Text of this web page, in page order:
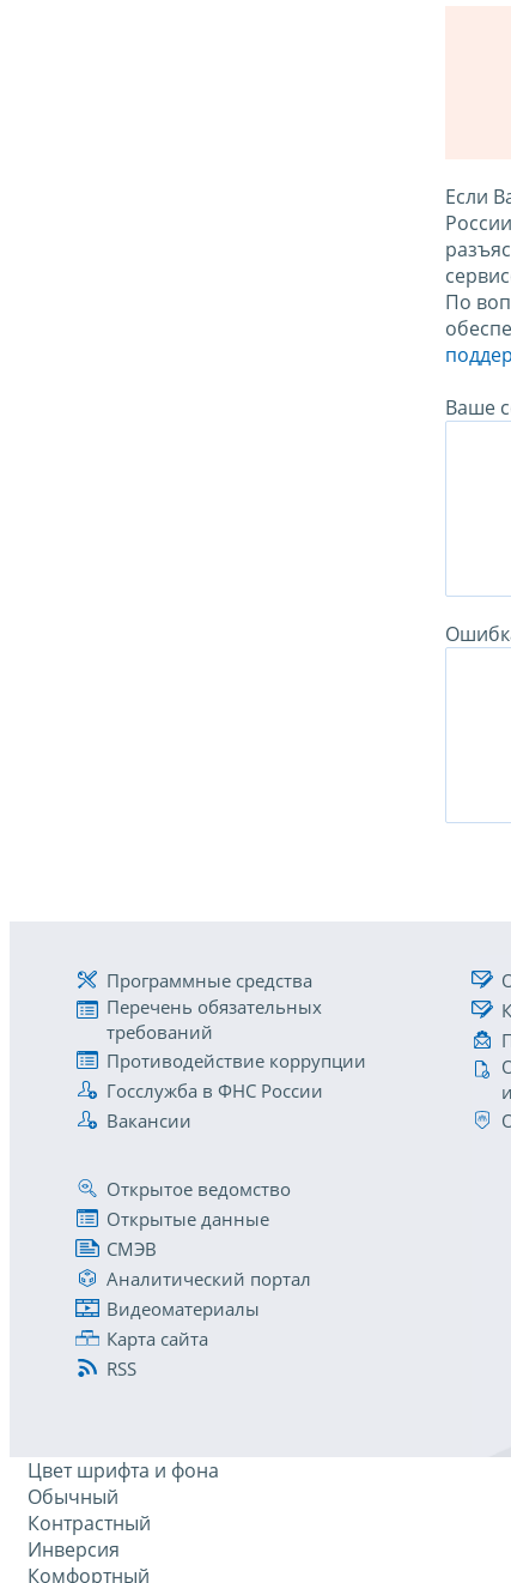
Если
По
Ваше
Программные средства
Перечень обязательных
требований
Противодействие коррупции
Госслужба в ФНС России
Вакансии
Открытое ведомство
Открытые данные
СМЭВ
Аналитический портал
Видеоматериалы
Карта сайта
RSS
Цвет шрифта и фона
Обычный
Контрастный
Инверсия
Комфортный